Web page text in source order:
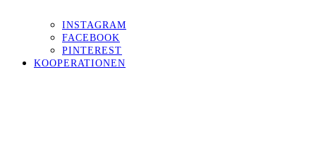
INSTAGRAM
FACEBOOK
PINTEREST
KOOPERATIONEN